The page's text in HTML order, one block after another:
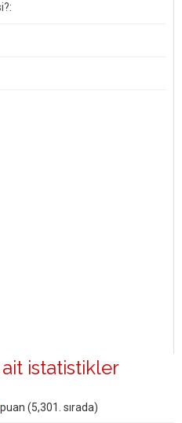
ait istatistikler
puan (5,301 . sırada)